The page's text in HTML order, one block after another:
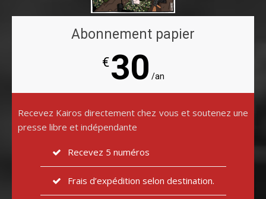
Abonnement papier
€30 /an
Recevez Kairos directement chez vous et soutenez une
presse libre et indépendante
Recevez 5 numéros
Frais d’expédition selon destination.